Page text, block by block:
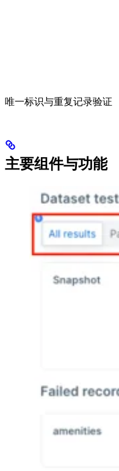
唯一标识与重复记录验证
主要组件与功能